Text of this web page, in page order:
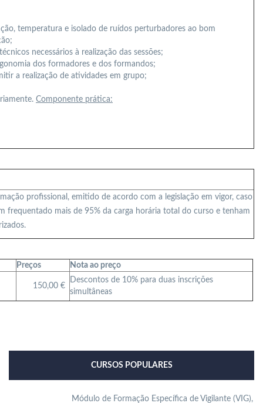
temperatura e isolado de ruídos perturbadores ao bom
necessários à realização das sessões;
dos formadores e dos formandos;
a realização de atividades em grupo;
Componente prática:
profissional, emitido de acordo com a legislação em vigor, caso
frequentado mais de 95% da carga horária total do curso e tenham
Preços Nota ao preço
150,00 €
Descontos de 10% para duas inscrições
simultâneas
CURSOS POPULARES
Módulo de Formação Específica de Vigilante (VIG),